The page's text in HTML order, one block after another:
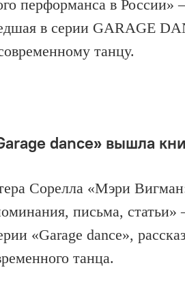
перформанса в России»
в серии GARAGE
танцу.
dance» вышла
Сорелла «Мэри
письма,
«Garage dance»,
танца.